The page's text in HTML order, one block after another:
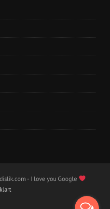
- I love you Google